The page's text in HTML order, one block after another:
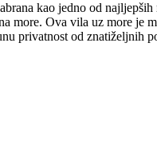
kao jedno od
more. Ova vila uz more
privatnost od